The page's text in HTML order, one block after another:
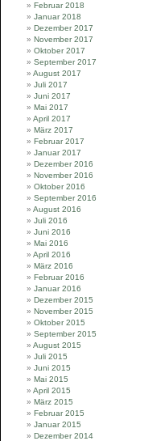
Februar 2018
Januar 2018
Dezember 2017
November 2017
Oktober 2017
September 2017
August 2017
Juli 2017
Juni 2017
Mai 2017
April 2017
März 2017
Februar 2017
Januar 2017
Dezember 2016
November 2016
Oktober 2016
September 2016
August 2016
Juli 2016
Juni 2016
Mai 2016
April 2016
März 2016
Februar 2016
Januar 2016
Dezember 2015
November 2015
Oktober 2015
September 2015
August 2015
Juli 2015
Juni 2015
Mai 2015
April 2015
März 2015
Februar 2015
Januar 2015
Dezember 2014